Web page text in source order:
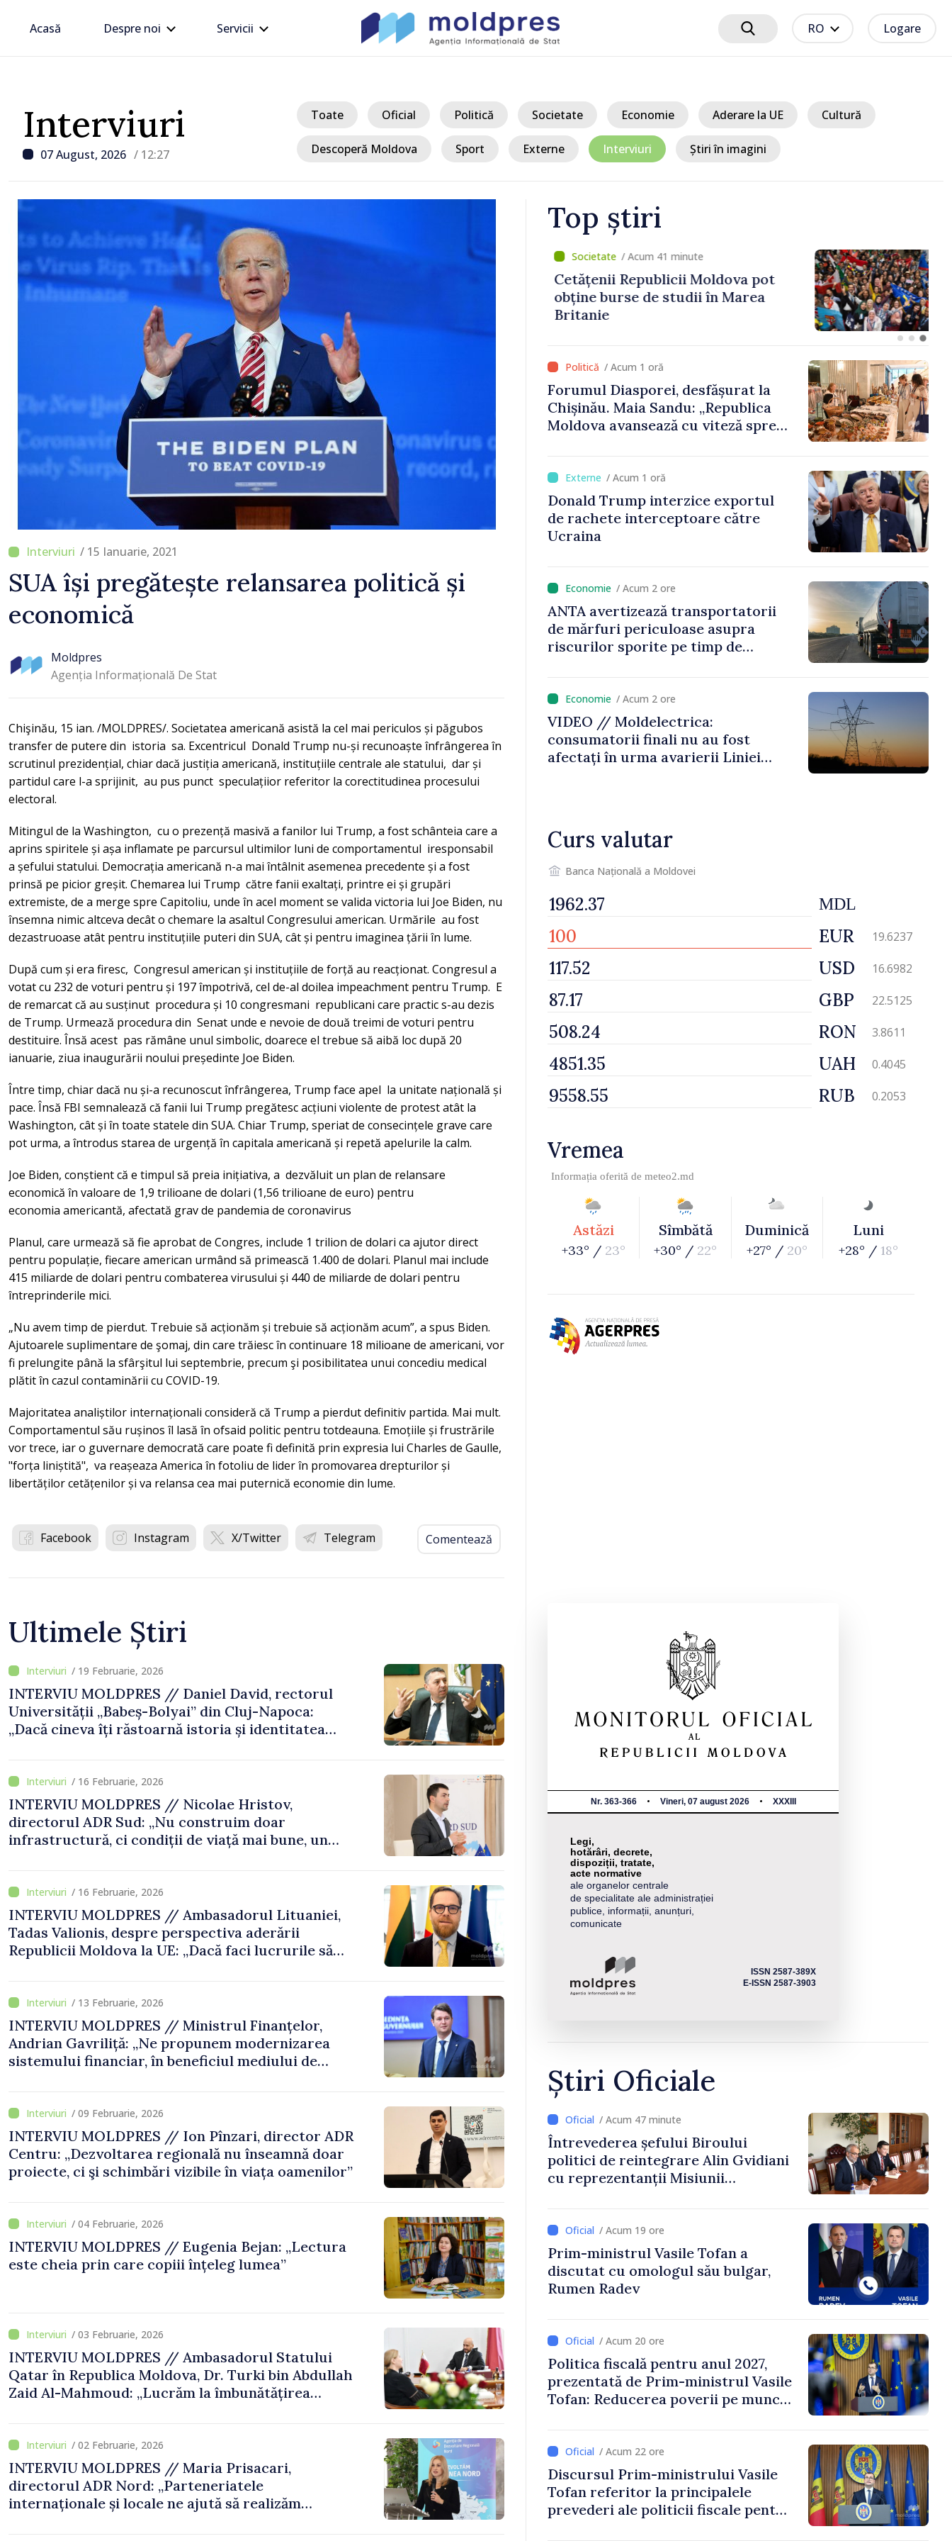
Acasă Despre noi Servicii RO Logare
Interviuri
07 August, 2026 / 12:27
Toate Oficial Politică Societate Economie Aderare la UE Cultură
Descoperă Moldova Sport Externe Interviuri Știri în imagini
/ 15 Ianuarie, 2021
SUA își pregătește relansarea politică și
economică
Moldpres
Agenția Informațională De Stat
Chişinău, 15 ian. /MOLDPRES/. Societatea americană asistă la cel mai periculos și păgubos
transfer de putere din istoria sa. Excentricul Donald Trump nu-și recunoaște înfrângerea în
scrutinul prezidențial, chiar dacă justiția americană, instituțiile centrale ale statului, dar și
partidul care l-a sprijinit, au pus punct speculațiior referitor la corectitudinea procesului
electoral.
Mitingul de la Washington, cu o prezență masivă a fanilor lui Trump, a fost schânteia care a
aprins spiritele și așa inflamate pe parcursul ultimilor luni de comportamentul iresponsabil
a șefului statului. Democrația americană n-a mai întâlnit asemenea precedente și a fost
prinsă pe picior greșit. Chemarea lui Trump către fanii exaltați, printre ei și grupări
extremiste, de a merge spre Capitoliu, unde în acel moment se valida victoria lui Joe Biden, nu
însemna nimic altceva decât o chemare la asaltul Congresului american. Urmările au fost
dezastruoase atât pentru instituțiile puteri din SUA, cât și pentru imaginea țării în lume.
După cum și era firesc, Congresul american și instituțiile de forță au reacționat. Congresul a
votat cu 232 de voturi pentru și 197 împotrivă, cel de-al doilea impeachment pentru Trump. E
de remarcat că au susținut procedura și 10 congresmani republicani care practic s-au dezis
de Trump. Urmează procedura din Senat unde e nevoie de două treimi de voturi pentru
destituire. Însă acest pas rămâne unul simbolic, doarece el trebue să aibă loc după 20
ianuarie, ziua inaugurării noului președinte Joe Biden.
Între timp, chiar dacă nu și-a recunoscut înfrângerea, Trump face apel la unitate națională și
pace. Însă FBI semnalează că fanii lui Trump pregătesc acțiuni violente de protest atât la
Washington, cât și în toate statele din SUA. Chiar Trump, speriat de consecințele grave care
pot urma, a întrodus starea de urgență în capitala americană și repetă apelurile la calm.
Joe Biden, conștient că e timpul să preia inițiativa, a dezvăluit un plan de relansare
economică în valoare de 1,9 trilioane de dolari (1,56 trilioane de euro) pentru
economia americantă, afectată grav de pandemia de coronavirus
Planul, care urmează să fie aprobat de Congres, include 1 trilion de dolari ca ajutor direct
pentru populație, fiecare american urmând să primească 1.400 de dolari. Planul mai include
415 miliarde de dolari pentru combaterea virusului și 440 de miliarde de dolari pentru
întreprinderile mici.
„Nu avem timp de pierdut. Trebuie să acționăm și trebuie să acționăm acum”, a spus Biden.
Ajutoarele suplimentare de şomaj, din care trăiesc în continuare 18 milioane de americani, vor
fi prelungite până la sfârşitul lui septembrie, precum şi posibilitatea unui concediu medical
plătit în cazul contaminării cu COVID-19.
Majoritatea analiștilor internaționali consideră că Trump a pierdut definitiv partida. Mai mult.
Comportamentul său rușinos îl lasă în ofsaid politic pentru totdeauna. Emoțiile și frustrările
vor trece, iar o guvernare democrată care poate fi definită prin expresia lui Charles de Gaulle,
"forța liniștită", va reașeaza America în fotoliu de lider în promovarea drepturilor și
libertăților cetățenilor și va relansa cea mai puternică economie din lume.
Facebook Instagram X/Twitter Telegram Comentează
Ultimele Știri
/ 19 Februarie, 2026
INTERVIU MOLDPRES // Daniel David, rectorul
Universității „Babeș-Bolyai” din Cluj-Napoca:
„Dacă cineva îți răstoarnă istoria și identitatea
/ 16 Februarie, 2026
INTERVIU MOLDPRES // Nicolae Hristov,
directorul ADR Sud: „Nu construim doar
infrastructură, ci condiții de viață mai bune, un
/ 16 Februarie, 2026
INTERVIU MOLDPRES // Ambasadorul Lituaniei,
Tadas Valionis, despre perspectiva aderării
Republicii Moldova la UE: „Dacă faci lucrurile să
/ 13 Februarie, 2026
INTERVIU MOLDPRES // Ministrul Finanțelor,
Andrian Gavriliță: „Ne propunem modernizarea
sistemului financiar, în beneficiul mediului de
/ 09 Februarie, 2026
INTERVIU MOLDPRES // Ion Pînzari, director ADR
Centru: „Dezvoltarea regională nu înseamnă doar
proiecte, ci şi schimbări vizibile în viața oamenilor”
/ 04 Februarie, 2026
INTERVIU MOLDPRES // Eugenia Bejan: „Lectura
este cheia prin care copiii înțeleg lumea”
/ 03 Februarie, 2026
INTERVIU MOLDPRES // Ambasadorul Statului
Qatar în Republica Moldova, Dr. Turki bin Abdullah
Zaid Al-Mahmoud: „Lucrăm la îmbunătățirea
/ 02 Februarie, 2026
INTERVIU MOLDPRES // Maria Prisacari,
directorul ADR Nord: „Parteneriatele
internaționale și locale ne ajută să realizăm
Top știri
/ Acum 27 minute
Carburanții se ieftinesc, pe fondul
detensionării situației din Orientul
Mijlociu
/ Acum 41 minute
Cetățenii Republicii Moldova pot
obține burse de studii în Marea
Britanie
/ Acum 1 oră
Forumul Diasporei, desfășurat la
Chișinău. Maia Sandu: „Republica
Moldova avansează cu viteză spre
susținerea acestui parcurs”
/ Acum 1 oră
Donald Trump interzice exportul
de rachete interceptoare către
Ucraina
/ Acum 2 ore
ANTA avertizează transportatorii
de mărfuri periculoase asupra
riscurilor sporite pe timp de
/ Acum 2 ore
VIDEO // Moldelectrica:
consumatorii finali nu au fost
afectați în urma avarierii Liniei
Curs valutar
Banca Națională a Moldovei
MDL
EUR 19.6237
USD 16.6982
GBP 22.5125
RON 3.8611
UAH 0.4045
RUB 0.2053
Vremea
Informația oferită de meteo2.md
Astăzi
+33° / 23°
Sîmbătă
+30° / 22°
Duminică
+27° / 20°
Luni
+28° / 18°
Nr. 363-366 Vineri, 07 august 2026 XXXIII
Legi,
hotărâri, decrete,
dispoziții, tratate,
acte normative
ale organelor centrale
de specialitate ale administrației
publice, informații, anunțuri,
comunicate
ISSN 2587-389X
E-ISSN 2587-3903
Știri Oficiale
/ Acum 47 minute
Întrevederea șefului Biroului
politici de reintegrare Alin Gvidiani
cu reprezentanții Misiunii
/ Acum 19 ore
Prim-ministrul Vasile Tofan a
discutat cu omologul său bulgar,
Rumen Radev
/ Acum 20 ore
Politica fiscală pentru anul 2027,
prezentată de Prim-ministrul Vasile
Tofan: Reducerea poverii pe muncă,
/ Acum 22 ore
Discursul Prim-ministrului Vasile
Tofan referitor la principalele
prevederi ale politicii fiscale pentru